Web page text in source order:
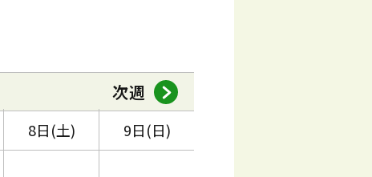
次週
8日(土) 9日(日)